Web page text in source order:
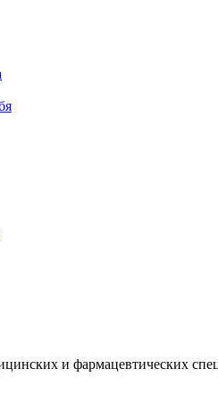
и фармацевтических